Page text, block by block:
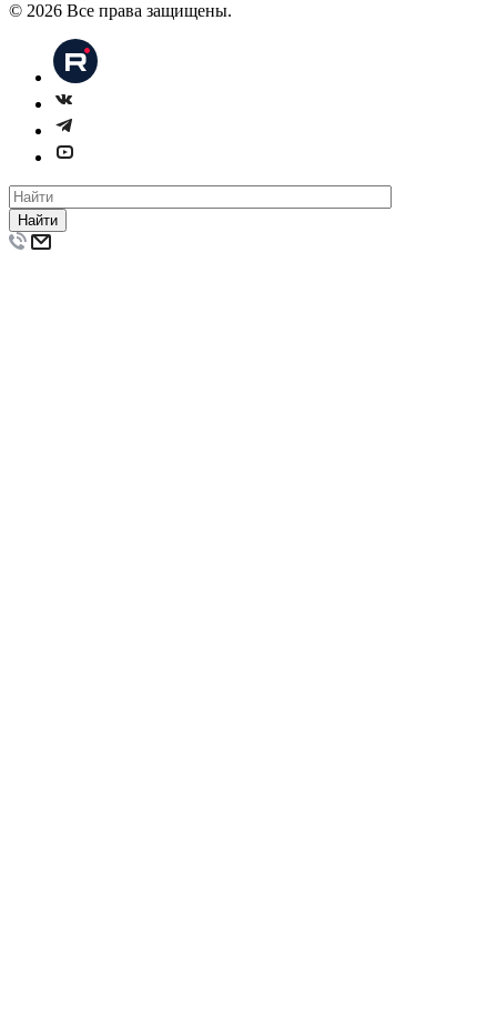
© 2026 Все права защищены.
Найти